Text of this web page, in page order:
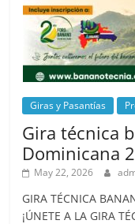
Giras y Pasantías
Gira técnica
Dominicana
May 22, 2026
GIRA TÉCNICA
¡ÚNETE A LA GIRA